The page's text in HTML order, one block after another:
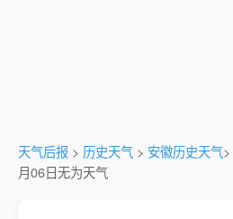
天气后报 > 历史天气 > 安徽历史天气>
月06日无为天气